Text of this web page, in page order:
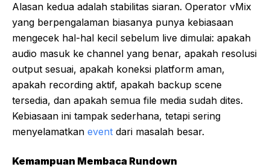
Alasan kedua adalah stabilitas siaran. Operator vMix
yang berpengalaman biasanya punya kebiasaan
mengecek hal-hal kecil sebelum live dimulai: apakah
audio masuk ke channel yang benar, apakah resolusi
output sesuai, apakah koneksi platform aman,
apakah recording aktif, apakah backup scene
tersedia, dan apakah semua file media sudah dites.
Kebiasaan ini tampak sederhana, tetapi sering
menyelamatkan event dari masalah besar.
Kemampuan Membaca Rundown